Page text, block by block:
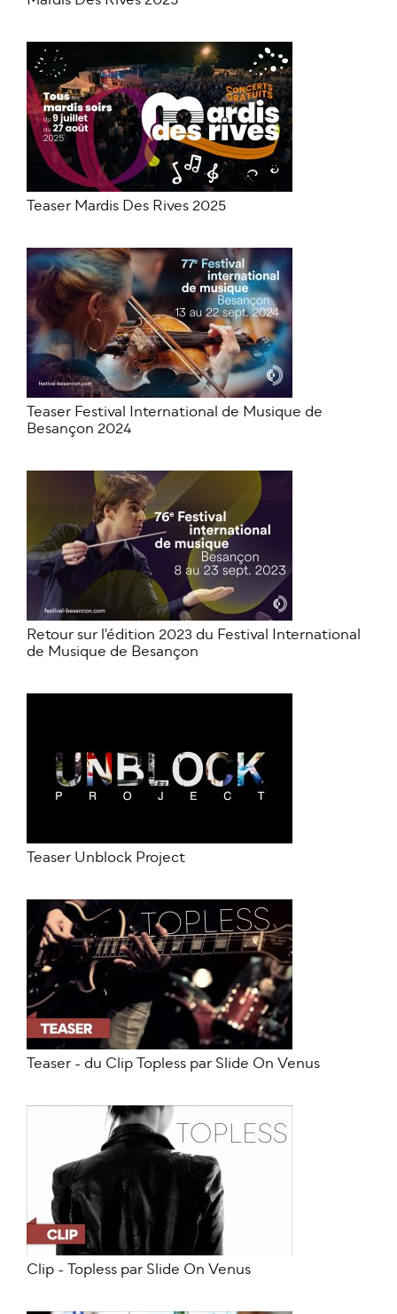
Teaser Mardis Des Rives 2025
Teaser Festival International de Musique de
Besançon 2024
Retour sur l'édition 2023 du Festival International
de Musique de Besançon
Teaser Unblock Project
Teaser - du Clip Topless par Slide On Venus
Clip - Topless par Slide On Venus